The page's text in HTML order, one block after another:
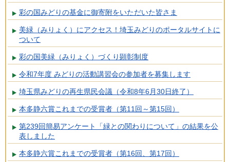
彩の国みどりの基金に御寄附をいただいた皆さま
美緑（みりょく）にアクセス！埼玉みどりのポータルサイトに
ついて
彩の国美緑（みりょく）づくり顕彰制度
令和7年度 みどりの活動講習会の参加者を募集します
埼玉県みどりの再生県民会議（令和8年6月30日終了）
本多静六賞これまでの受賞者（第11回～第15回）
第239回簡易アンケート「緑との関わりについて」の結果を公
表しました
本多静六賞これまでの受賞者（第16回、第17回）